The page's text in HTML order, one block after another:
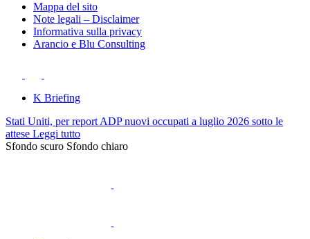
Mappa del sito
Note legali – Disclaimer
Informativa sulla privacy
Arancio e Blu Consulting
K Briefing
Stati Uniti, per report ADP nuovi occupati a luglio 2026 sotto le
attese Leggi tutto
Sfondo scuro Sfondo chiaro